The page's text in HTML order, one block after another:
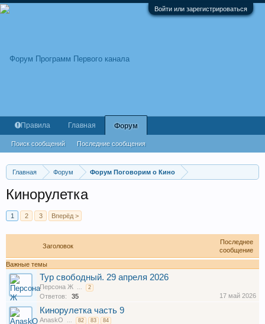
Войти или зарегистрироваться
Главная Форум Форум Поговорим о Кино
Кинорулетка
1 2 3 Вперёд >
Заголовок
Последнее
сообщение
Важные темы
Тур свободный. 29 апреля 2026
Персона Ж ... 2
Ответов: 35 17 май 2026
Кинорулетка часть 9
AnaskO ... 82 83 84
Правила Главная Форум
Поиск сообщений Последние сообщения